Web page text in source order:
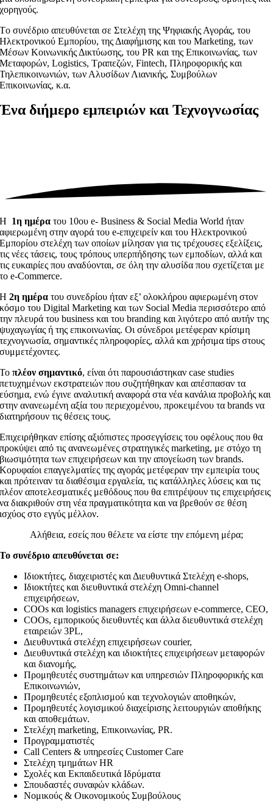
χορηγούς.
Tο συνέδριο απευθύνεται σε Στελέχη της Ψηφιακής Αγοράς, του
Ηλεκτρονικού Εμπορίου, της Διαφήμισης και του Marketing, των
Μέσων Κοινωνικής Δικτύωσης, του PR και της Επικοινωνίας, των
Μεταφορών, Logistics, Τραπεζών, Fintech, Πληροφορικής και
Τηλεπικοινωνιών, των Αλυσίδων Λιανικής, Συμβούλων
Επικοινωνίας, κ.α.
Ένα διήμερο εμπειριών και Τεχνογνωσίας
Η 1η ημέρα του 10ου e- Business & Social Media World ήταν
αφιερωμένη στην αγορά του e-επιχειρείν και του Ηλεκτρονικού
Εμπορίου στελέχη των οποίων μίλησαν για τις τρέχουσες εξελίξεις,
τις νέες τάσεις, τους τρόπους υπερπήδησης των εμποδίων, αλλά και
τις ευκαιρίες που αναδύονται, σε όλη την αλυσίδα που σχετίζεται με
το e-Commerce.
Η2η ημέρα του συνεδρίου ήταν εξ’ ολοκλήρου αφιερωμένη στον
κόσμο του Digital Marketing και των Social Media περισσότερο από
την πλευρά του business και του branding και λιγότερο από αυτήν της
ψυχαγωγίας ή της επικοινωνίας. Οι σύνεδροι μετέφεραν κρίσιμη
τεχνογνωσία, σημαντικές πληροφορίες, αλλά και χρήσιμα tips στους
συμμετέχοντες.
Το πλέον σημαντικό, είναι ότι παρουσιάστηκαν case studies
πετυχημένων εκστρατειών που συζητήθηκαν και απέσπασαν τα
εύσημα, ενώ έγινε αναλυτική αναφορά στα νέα κανάλια προβολής και
στην ανανεωμένη αξία του περιεχομένου, προκειμένου τα brands να
διατηρήσουν τις θέσεις τους.
Επιχειρήθηκαν επίσης αξιόπιστες προσεγγίσεις του οφέλους που θα
προκύψει από τις ανανεωμένες στρατηγικές marketing, με στόχο τη
βιωσιμότητα των επιχειρήσεων και την απογείωση των brands.
Κορυφαίοι επαγγελματίες της αγοράς μετέφεραν την εμπειρία τους
και πρότειναν τα διαθέσιμα εργαλεία, τις κατάλληλες λύσεις και τις
πλέον αποτελεσματικές μεθόδους που θα επιτρέψουν τις επιχειρήσεις
να διακριθούν στη νέα πραγματικότητα και να βρεθούν σε θέση
ισχύος στο εγγύς μέλλον.
Αλήθεια, εσείς που θέλετε να είστε την επόμενη μέρα;
Το συνέδριο απευθύνεται σε:
Iδιοκτήτες, διαχειριστές και Διευθυντικά Στελέχη e-shops,
Ιδιοκτήτες και διευθυντικά στελέχη Omni-channel
επιχειρήσεων,
COOs και logistics managers επιχειρήσεων e-commerce, CEO,
COOs, εμπορικούς διευθυντές και άλλα διευθυντικά στελέχη
εταιρειών 3PL,
Διευθυντικά στελέχη επιχειρήσεων courier,
Διευθυντικά στελέχη και ιδιοκτήτες επιχειρήσεων μεταφορών
και διανομής,
Προμηθευτές συστημάτων και υπηρεσιών Πληροφορικής και
Επικοινωνιών,
Προμηθευτές εξοπλισμού και τεχνολογιών αποθηκών,
Προμηθευτές λογισμικού διαχείρισης λειτουργιών αποθήκης
και αποθεμάτων.
Στελέχη marketing, Επικοινωνίας, PR.
Προγραμματιστές
Call Centers & υπηρεσίες Customer Care
Στελέχη τμημάτων HR
Σχολές και Εκπαιδευτικά Ιδρύματα
Σπουδαστές συναφών κλάδων.
Νομικούς & Οικονομικούς Συμβούλους